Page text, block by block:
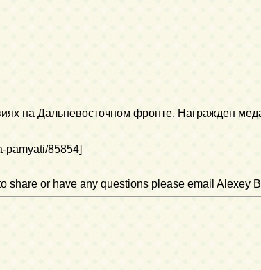
на Дальневосточном фронте. Награжден
pamyati/85854]
share or have any questions please email Alexey